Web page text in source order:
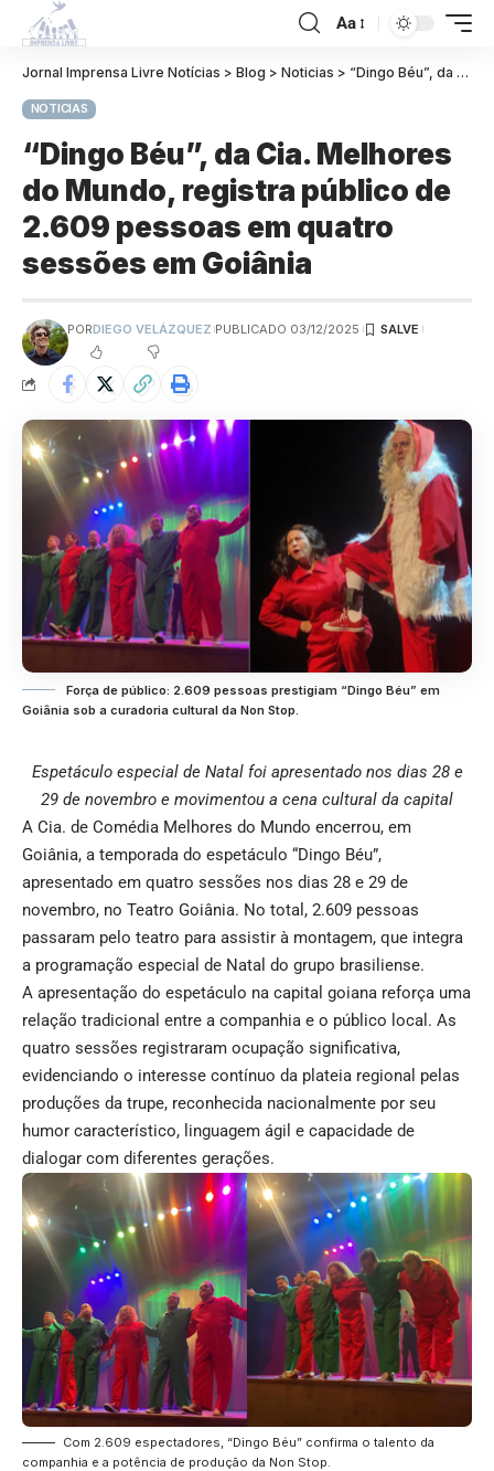
Aa
Jornal Imprensa Livre Notícias > Blog > Noticias > “Dingo Béu”, da Cia. Melhores do Mundo, registra público de 2.609 pessoas em quatro sessões em Goiânia
NOTICIAS
“Dingo Béu”, da Cia. Melhores
do Mundo, registra público de
2.609 pessoas em quatro
sessões em Goiânia
PORDIEGO VELÁZQUEZ PUBLICADO 03/12/2025
Força de público: 2.609 pessoas prestigiam “Dingo Béu” em
Goiânia sob a curadoria cultural da Non Stop.
Espetáculo especial de Natal foi apresentado nos dias 28 e
29 de novembro e movimentou a cena cultural da capital
A Cia. de Comédia Melhores do Mundo encerrou, em
Goiânia, a temporada do espetáculo “Dingo Béu”,
apresentado em quatro sessões nos dias 28 e 29 de
novembro, no Teatro Goiânia. No total, 2.609 pessoas
passaram pelo teatro para assistir à montagem, que integra
a programação especial de Natal do grupo brasiliense.
A apresentação do espetáculo na capital goiana reforça uma
relação tradicional entre a companhia e o público local. As
quatro sessões registraram ocupação significativa,
evidenciando o interesse contínuo da plateia regional pelas
produções da trupe, reconhecida nacionalmente por seu
humor característico, linguagem ágil e capacidade de
dialogar com diferentes gerações.
Com 2.609 espectadores, “Dingo Béu” confirma o talento da
companhia e a potência de produção da Non Stop.